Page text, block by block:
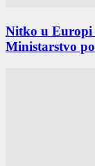
Nitko u Europi
Ministarstvo